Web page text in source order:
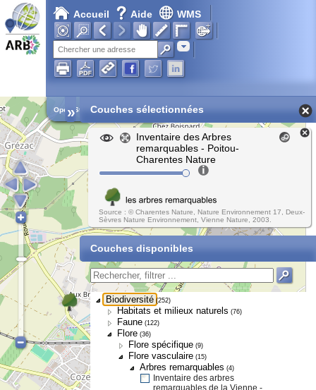
Accueil Aide WMS
Adresse
Open Street Map
» Couches sélectionnées
Inventaire des Arbres
remarquables - Poitou-
Charentes Nature
Source : © Charentes Nature, Nature Environnement 17, Deux-
Sèvres Nature Environnement, Vienne Nature, 2003.
Couches disponibles
Biodiversité (252)
Habitats et milieux naturels (76)
Faune (122)
Flore (36)
Flore spécifique (9)
Flore vasculaire (15)
Arbres remarquables (4)
Inventaire des arbres
remarquables de la Vienne -